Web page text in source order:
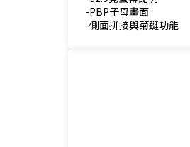
-PBP子母畫面
-側面拼接與菊鏈功能